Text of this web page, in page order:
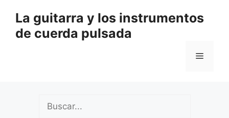
contenido
La guitarra y los instrumentos
de cuerda pulsada
Menú